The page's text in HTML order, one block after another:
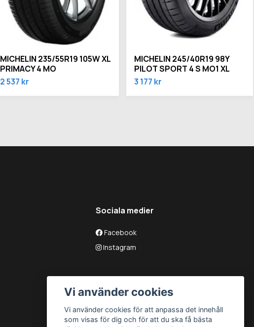
MICHELIN 235/55R19 105W XL
PRIMACY 4 MO
2 537 kr
MICHELIN 245/40R19 98Y
PILOT SPORT 4 S MO1 XL
3 177 kr
Sociala medier
Facebook
Instagram
Vi använder cookies
Vi använder cookies för att anpassa det innehåll
som visas för dig och för att du ska få bästa